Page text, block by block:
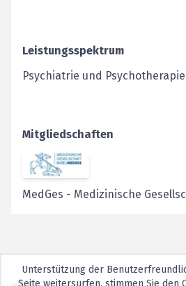
Leistungsspektrum
Psychiatrie und Psychotherapie
Mitgliedschaften
MedGes - Medizinische
Unterstützung der
Seite weitersurfen, stimmen Sie den